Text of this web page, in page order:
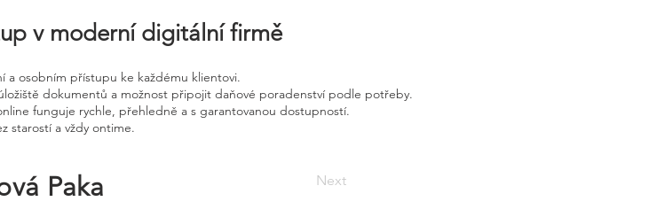
v moderní digitální firmě
a osobním přístupu ke každému klientovi.
dokumentů a možnost připojit daňové poradenství podle potřeby.
funguje rychle, přehledně a s garantovanou dostupností.
starostí a vždy ontime.
Next
Paka